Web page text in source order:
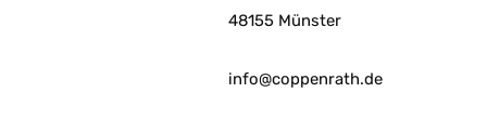
48155 Münster
info@coppenrath.de